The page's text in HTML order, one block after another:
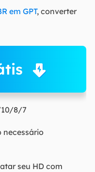
em GPT, converter
10/8/7
necessário
seu HD com